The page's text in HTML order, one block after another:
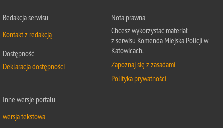
Redakcja serwisu
Kontakt z redakcją
Dostępność
Deklaracja dostępności
Nota prawna
Chcesz wykorzystać materiał
z serwisu Komenda Miejska Policji w
Katowicach.
Zapoznaj się z zasadami
Polityka prywatności
Inne wersje portalu
wersja tekstowa